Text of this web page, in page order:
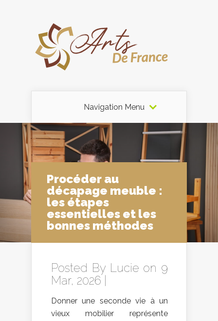
Navigation Menu
Procéder au
décapage meuble :
les étapes
essentielles et les
bonnes méthodes
Posted By Lucie on 9
Mar, 2026 |
Donner une seconde vie à un
vieux mobilier représente